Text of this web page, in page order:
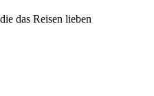
das Reisen lieben